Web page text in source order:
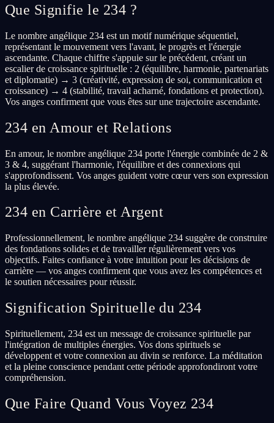
Que Signifie le 234 ?
Le nombre angélique 234 est un motif numérique séquentiel,
représentant le mouvement vers l'avant, le progrès et l'énergie
ascendante. Chaque chiffre s'appuie sur le précédent, créant un
escalier de croissance spirituelle : 2 (équilibre, harmonie, partenariats
et diplomatie) → 3 (créativité, expression de soi, communication et
croissance) → 4 (stabilité, travail acharné, fondations et protection).
Vos anges confirment que vous êtes sur une trajectoire ascendante.
234 en Amour et Relations
En amour, le nombre angélique 234 porte l'énergie combinée de 2 &
3 & 4, suggérant l'harmonie, l'équilibre et des connexions qui
s'approfondissent. Vos anges guident votre cœur vers son expression
la plus élevée.
234 en Carrière et Argent
Professionnellement, le nombre angélique 234 suggère de construire
des fondations solides et de travailler régulièrement vers vos
objectifs. Faites confiance à votre intuition pour les décisions de
carrière — vos anges confirment que vous avez les compétences et
le soutien nécessaires pour réussir.
Signification Spirituelle du 234
Spirituellement, 234 est un message de croissance spirituelle par
l'intégration de multiples énergies. Vos dons spirituels se
développent et votre connexion au divin se renforce. La méditation
et la pleine conscience pendant cette période approfondiront votre
compréhension.
Que Faire Quand Vous Voyez 234